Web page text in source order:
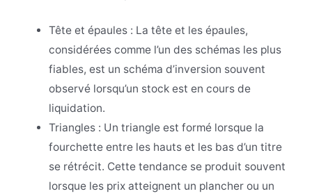
Tête et épaules : La tête et les épaules,
considérées comme l’un des schémas les plus
fiables, est un schéma d’inversion souvent
observé lorsqu’un stock est en cours de
liquidation.
Triangles : Un triangle est formé lorsque la
fourchette entre les hauts et les bas d’un titre
se rétrécit. Cette tendance se produit souvent
lorsque les prix atteignent un plancher ou un